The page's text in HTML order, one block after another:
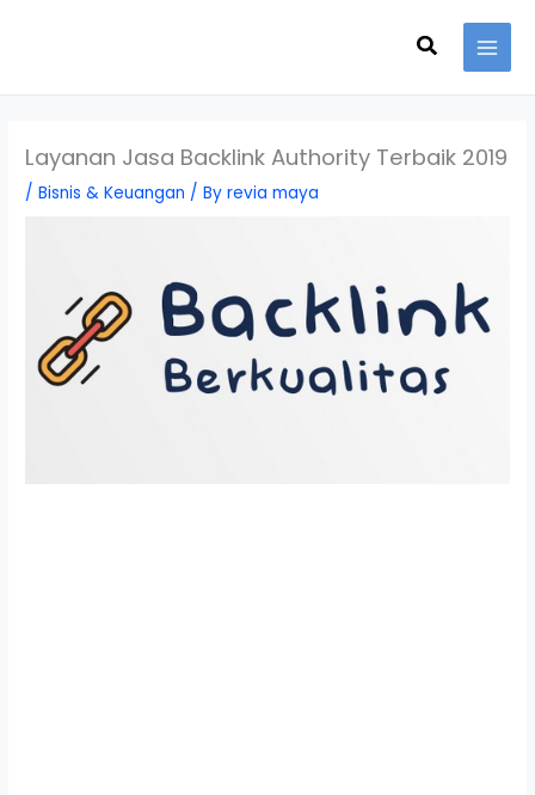
Search
Layanan Jasa Backlink Authority Terbaik 2019
/Bisnis & Keuangan / Byrevia maya